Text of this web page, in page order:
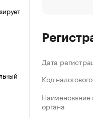
Дата
Код
Наименование
органа